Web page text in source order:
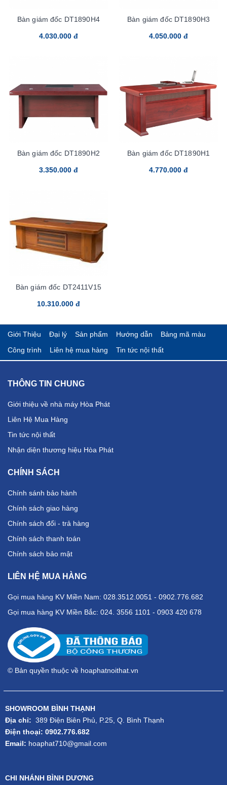
Bàn giám đốc DT1890H4
4.030.000 đ
Bàn giám đốc DT1890H3
4.050.000 đ
Bàn giám đốc DT1890H2
3.350.000 đ
Bàn giám đốc DT1890H1
4.770.000 đ
Bàn giám đốc DT2411V15
10.310.000 đ
Giới Thiệu Đại lý Sản phẩm Hướng dẫn
Bảng mã màu
Công trình
Liên hệ mua hàng Tin tức nội thất
THÔNG TIN CHUNG
Giới thiệu về nhà máy Hòa Phát
Liên Hệ Mua Hàng
Tin tức nội thất
Nhận diện thương hiệu Hòa Phát
CHÍNH SÁCH
Chính sánh bảo hành
Chính sách giao hàng
Chính sách đổi - trả hàng
Chính sách thanh toán
Chính sách bảo mật
LIÊN HỆ MUA HÀNG
Gọi mua hàng KV Miền Nam: 028.3512.0051 - 0902.776.682
Gọi mua hàng KV Miền Bắc: 024. 3556 1101 - 0903 420 678
© Bản quyền thuộc về hoaphatnoithat.vn
SHOWROOM BÌNH THẠNH
Địa chỉ: 389 Điện Biên Phủ, P.25, Q. Bình Thạnh
Điện thoại: 0902.776.682
Email: hoaphat710@gmail.com
CHI NHÁNH BÌNH DƯƠNG